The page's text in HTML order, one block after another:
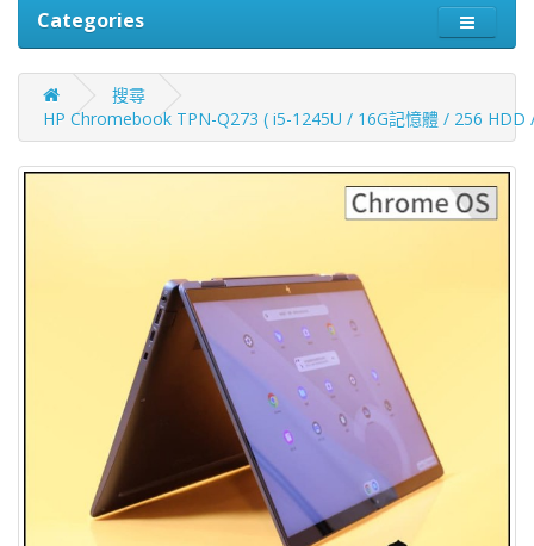
Categories
搜尋
HP Chromebook TPN-Q273 ( i5-1245U / 16G記憶體 / 256 HDD